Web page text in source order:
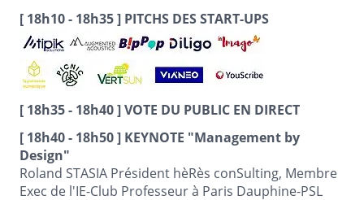
[ 18h10 - 18h35 ] PITCHS DES START-UPS
[ 18h35 - 18h40 ] VOTE DU PUBLIC EN DIRECT
[ 18h40 - 18h50 ] KEYNOTE "Management by
Design"
Roland STASIA Président hèRès conSulting, Membre
Exec de l'IE-Club Professeur à Paris Dauphine-PSL